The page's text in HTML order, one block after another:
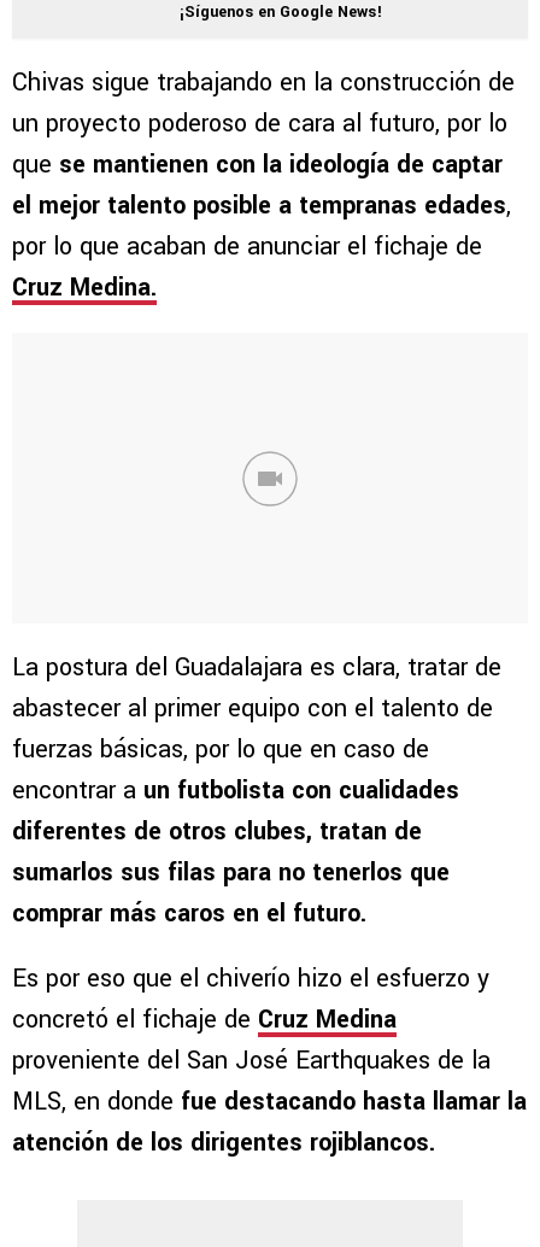
¡Síguenos en Google News!
Chivas sigue trabajando en la construcción de
un proyecto poderoso de cara al futuro, por lo
que se mantienen con la ideología de captar
el mejor talento posible a tempranas edades,
por lo que acaban de anunciar el fichaje de
Cruz Medina.
La postura del Guadalajara es clara, tratar de
abastecer al primer equipo con el talento de
fuerzas básicas, por lo que en caso de
encontrar a un futbolista con cualidades
diferentes de otros clubes, tratan de
sumarlos sus filas para no tenerlos que
comprar más caros en el futuro.
Es por eso que el chiverío hizo el esfuerzo y
concretó el fichaje de Cruz Medina
proveniente del San José Earthquakes de la
MLS, en donde fue destacando hasta llamar la
atención de los dirigentes rojiblancos.